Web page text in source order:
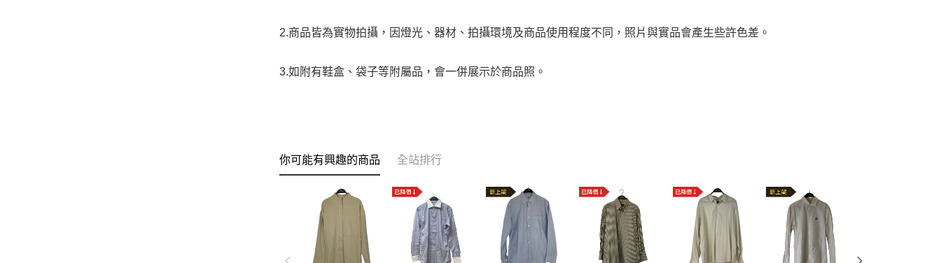
2.商品皆為實物拍攝，因燈光、器材、拍攝環境及商品使用程度不同，照片與實品會產生些許色差。
3.如附有鞋盒、袋子等附屬品，會一併展示於商品照。
你可能有興趣的商品 全站排行